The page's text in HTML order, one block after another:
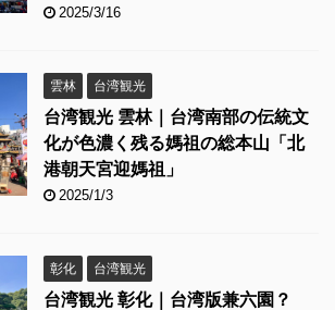
2025/3/16
雲林 台湾観光
台湾観光 雲林｜台湾南部の伝統文
化が色濃く残る媽祖の総本山「北
港朝天宮迎媽祖」
2025/1/3
彰化 台湾観光
台湾観光 彰化｜台湾版兼六園？